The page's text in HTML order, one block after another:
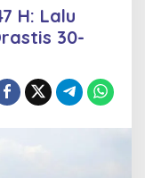
H: Lalu
30-